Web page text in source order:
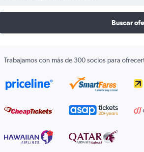
Buscar
Trabajamos con más de 300 socios para